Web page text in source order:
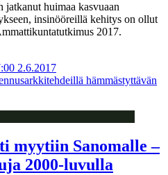
jatkanut huimaa kasvuaan
insinööreillä kehitys on ollut
2017.
2.6.2017
hämmästyttävän
myytiin Sanomalle –
2000-luvulla